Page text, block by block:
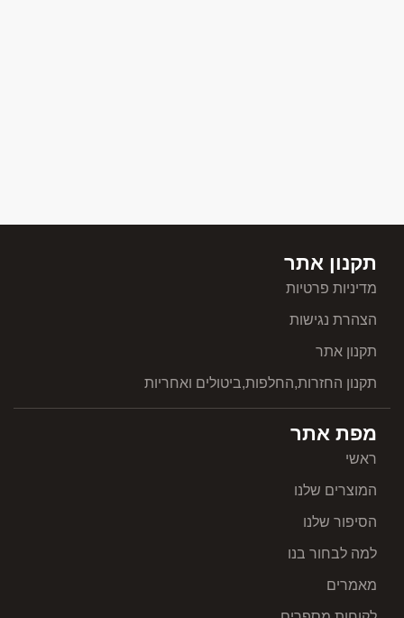
תקנון אתר
מדיניות פרטיות
הצהרת נגישות
תקנון אתר
תקנון החזרות,החלפות,ביטולים ואחריות
מפת אתר
ראשי
המוצרים שלנו
הסיפור שלנו
למה לבחור בנו
מאמרים